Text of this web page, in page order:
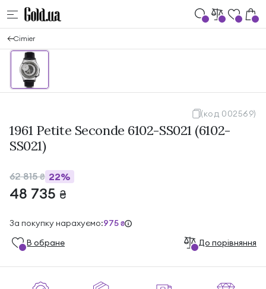
Cimier
(код 002569)
1961 Petite Seconde 6102-SS021 (6102-
SS021)
62 815₴ 22%
48 735 ₴
За покупку нарахуємо:975 ₴
В обране До порівняння